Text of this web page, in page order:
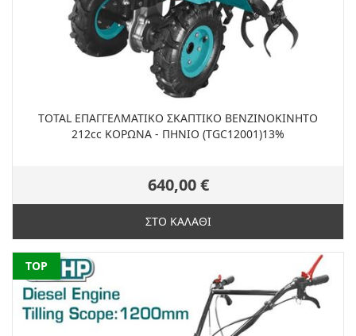
TOTAL ΕΠΑΓΓΕΛΜΑΤΙΚΟ ΣΚΑΠΤΙΚΟ ΒΕΝΖΙΝΟΚΙΝΗΤΟ
212cc ΚΟΡΩΝΑ - ΠΗΝΙΟ (TGC12001)13%
640,00 €
ΣΤΟ ΚΑΛΑΘΙ
NEW
TOP